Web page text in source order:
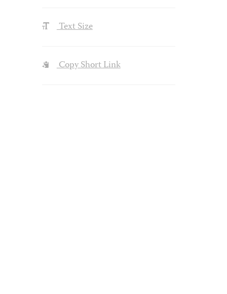
Text Size
Copy Short Link